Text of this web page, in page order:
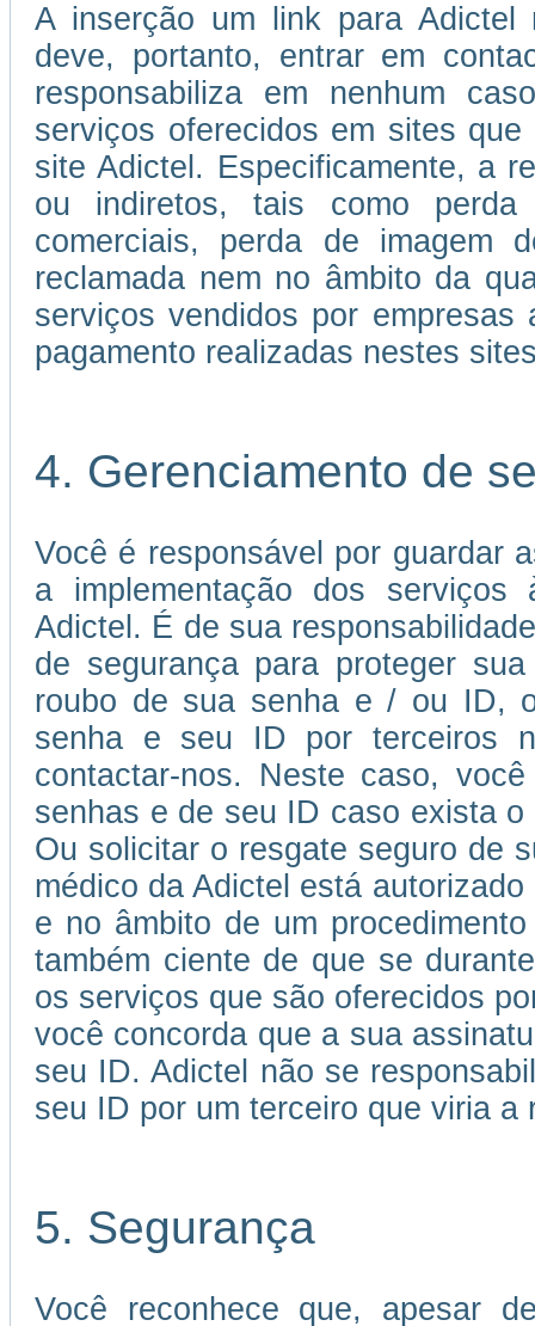
A inserção um link para Adictel
deve, portanto, entrar em
responsabiliza em nenhum
serviços oferecidos em sites
site Adictel. Especificamente, a
ou indiretos, tais como perda
comerciais, perda de imagem
reclamada nem no âmbito da
serviços vendidos por
pagamento realizadas nestes
4. Gerenciamento de
Você é responsável por guardar
a implementação dos
Adictel. É de sua
de segurança para proteger
roubo de sua senha e / ou ID,
senha e seu ID por terceiros
contactar-nos. Neste caso,
senhas e de seu ID caso exista
Ou solicitar o resgate seguro de
médico da Adictel está
e no âmbito de um
também ciente de que se
os serviços que são oferecidos
você concorda que a sua
seu ID. Adictel não se
seu ID por um terceiro que viria a
5. Segurança
Você reconhece que, apesar